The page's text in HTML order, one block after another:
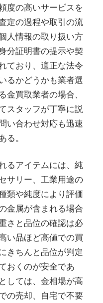
度の高いサービスを
定の過程や取引の流
人情報の取り扱い方
分証明書の提示や契
ており、適正な法令
るかどうかも業者選
買取業者の場合、
スタッフが丁寧に説
い合わせ対応も迅速
。
るアイテムには、純
サリー、工業用途の
類や純度により評価
金属が含まれる場合
さと品位の確認は必
い品ほど高値での買
きちんと品位が判定
おくのが安全であ
しては、金相場が高
の売却、自宅で不要